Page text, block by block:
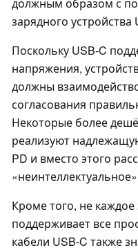
зарядного устройства
Поскольку USB-C
напряжения,
должны
согласования
Некоторые более
реализуют
PD и вместо этого
Кроме того, не каждое
поддерживает все
кабели USB-C также